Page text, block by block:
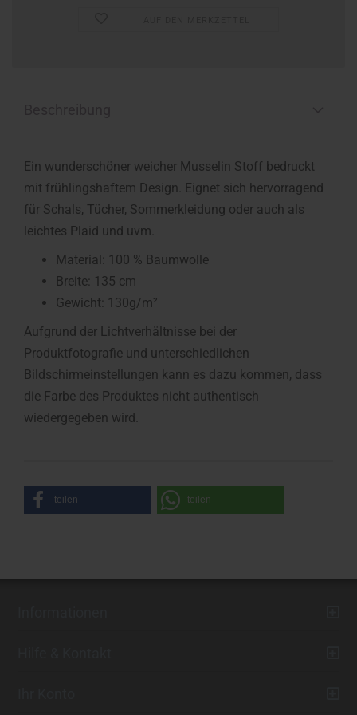
Ein wunderschöner weicher Musselin Stoff bedruckt
mit frühlingshaftem Design. Eignet sich hervorragend
für Schals, Tücher, Sommerkleidung oder auch als
leichtes Plaid und uvm.
Material: 100 % Baumwolle
Breite: 135 cm
Gewicht: 130g/m²
Aufgrund der Lichtverhältnisse bei der
Produktfotografie und unterschiedlichen
Bildschirmeinstellungen kann es dazu kommen, dass
die Farbe des Produktes nicht authentisch
wiedergegeben wird.
teilen teilen